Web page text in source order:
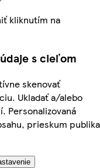
kliknutím na
s cieľom
skenovať
Ukladať a/alebo
Personalizovaná
prieskum publika